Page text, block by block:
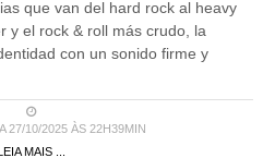
que van del hard rock al heavy
y el rock & roll más crudo, la
con un sonido firme y
27/10/2025 ÀS 22H39MIN
MAIS ...